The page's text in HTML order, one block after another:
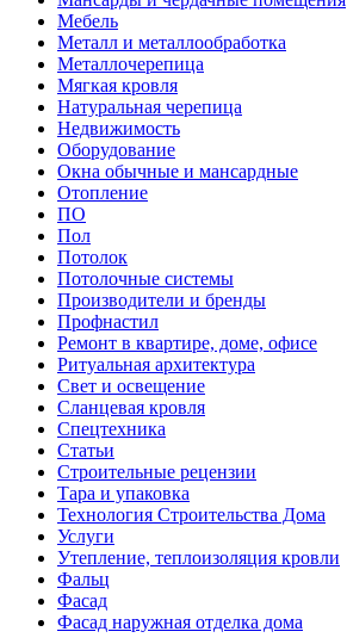
Мебель
Металл и металлообработка
Металлочерепица
Мягкая кровля
Натуральная черепица
Недвижимость
Оборудование
Окна обычные и мансардные
Отопление
ПО
Пол
Потолок
Потолочные системы
Производители и бренды
Профнастил
Ремонт в квартире, доме, офисе
Ритуальная архитектура
Свет и освещение
Сланцевая кровля
Спецтехника
Статьи
Строительные рецензии
Тара и упаковка
Технология Строительства Дома
Услуги
Утепление, теплоизоляция кровли
Фальц
Фасад
Фасад наружная отделка дома